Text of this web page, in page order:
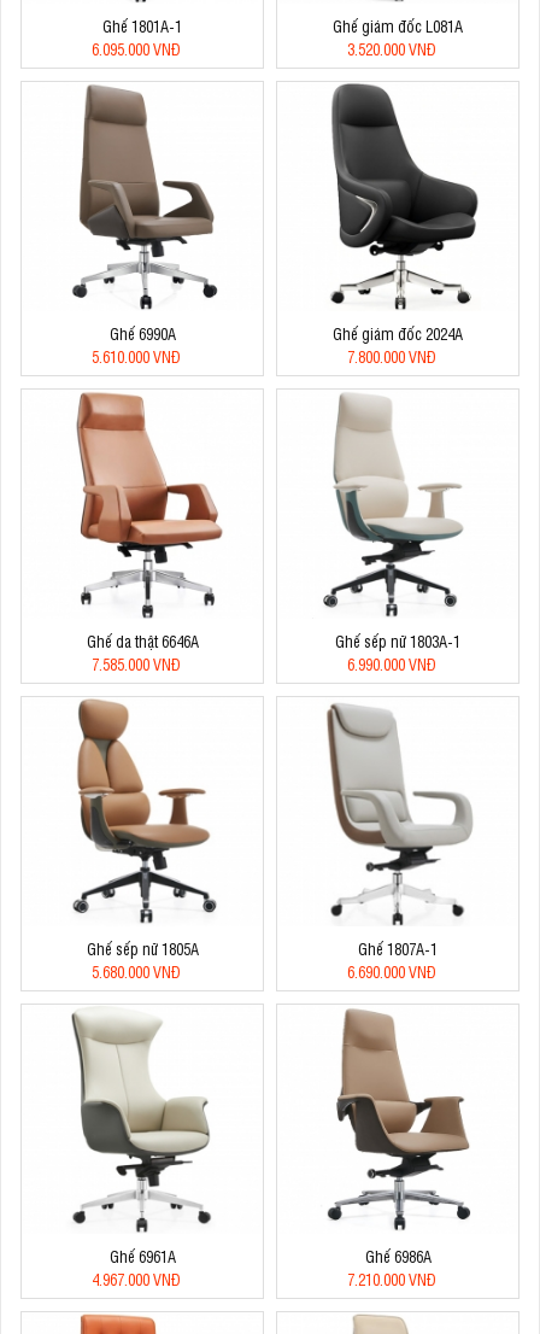
Ghế 1801A-1
6.095.000 VNĐ
Ghế giám đốc L081A
3.520.000 VNĐ
Ghế 6990A
5.610.000 VNĐ
Ghế giám đốc 2024A
7.800.000 VNĐ
Ghế da thật 6646A
7.585.000 VNĐ
Ghế sếp nữ 1803A-1
6.990.000 VNĐ
Ghế sếp nữ 1805A
5.680.000 VNĐ
Ghế 1807A-1
6.690.000 VNĐ
Ghế 6961A
4.967.000 VNĐ
Ghế 6986A
7.210.000 VNĐ